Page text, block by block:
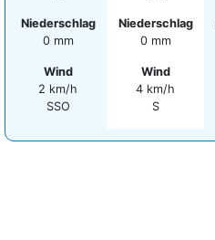
Niederschlag
0 mm
Wind
2 km/h
SSO
Niederschlag
0 mm
Wind
4 km/h
S